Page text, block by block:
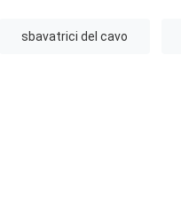
sbavatrici del cavo